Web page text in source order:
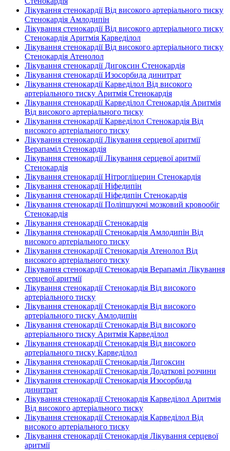
Лікування стенокардії Від високого артеріального тиску
Стенокардія Амлодипін
Лікування стенокардії Від високого артеріального тиску
Стенокардія Аритмія Карведілол
Лікування стенокардії Від високого артеріального тиску
Стенокардія Атенолол
Лікування стенокардії Дигоксин Стенокардія
Лікування стенокардії Изосорбида динитрат
Лікування стенокардії Карведілол Від високого
артеріального тиску Аритмія Стенокардія
Лікування стенокардії Карведілол Стенокардія Аритмія
Від високого артеріального тиску
Лікування стенокардії Карведілол Стенокардія Від
високого артеріального тиску
Лікування стенокардії Лікування серцевої аритмії
Верапаміл Стенокардія
Лікування стенокардії Лікування серцевої аритмії
Стенокардія
Лікування стенокардії Нітрогліцерин Стенокардія
Лікування стенокардії Ніфедипін
Лікування стенокардії Ніфедипін Стенокардія
Лікування стенокардії Поліпшуючі мозковий кровообіг
Стенокардія
Лікування стенокардії Стенокардія
Лікування стенокардії Стенокардія Амлодипін Від
високого артеріального тиску
Лікування стенокардії Стенокардія Атенолол Від
високого артеріального тиску
Лікування стенокардії Стенокардія Верапаміл Лікування
серцевої аритмії
Лікування стенокардії Стенокардія Від високого
артеріального тиску
Лікування стенокардії Стенокардія Від високого
артеріального тиску Амлодипін
Лікування стенокардії Стенокардія Від високого
артеріального тиску Аритмія Карведілол
Лікування стенокардії Стенокардія Від високого
артеріального тиску Карведілол
Лікування стенокардії Стенокардія Дигоксин
Лікування стенокардії Стенокардія Додаткові розчини
Лікування стенокардії Стенокардія Изосорбида
динитрат
Лікування стенокардії Стенокардія Карведілол Аритмія
Від високого артеріального тиску
Лікування стенокардії Стенокардія Карведілол Від
високого артеріального тиску
Лікування стенокардії Стенокардія Лікування серцевої
аритмії